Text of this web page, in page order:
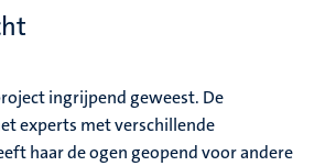
ingrijpend geweest. De
experts met verschillende
haar de ogen geopend voor andere